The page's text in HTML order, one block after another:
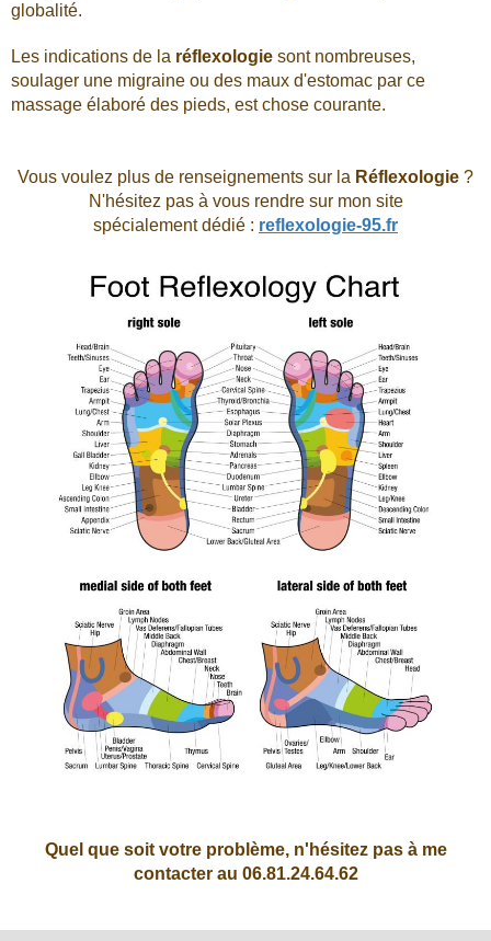
globalité.
Les indications de la réflexologie sont nombreuses,
soulager une migraine ou des maux d'estomac par ce
massage élaboré des pieds, est chose courante.
Vous voulez plus de renseignements sur la Réflexologie ?
N'hésitez pas à vous rendre sur mon site
spécialement dédié : reflexologie-95.fr
Quel que soit votre problème, n'hésitez pas à me
contacter au 06.81.24.64.62